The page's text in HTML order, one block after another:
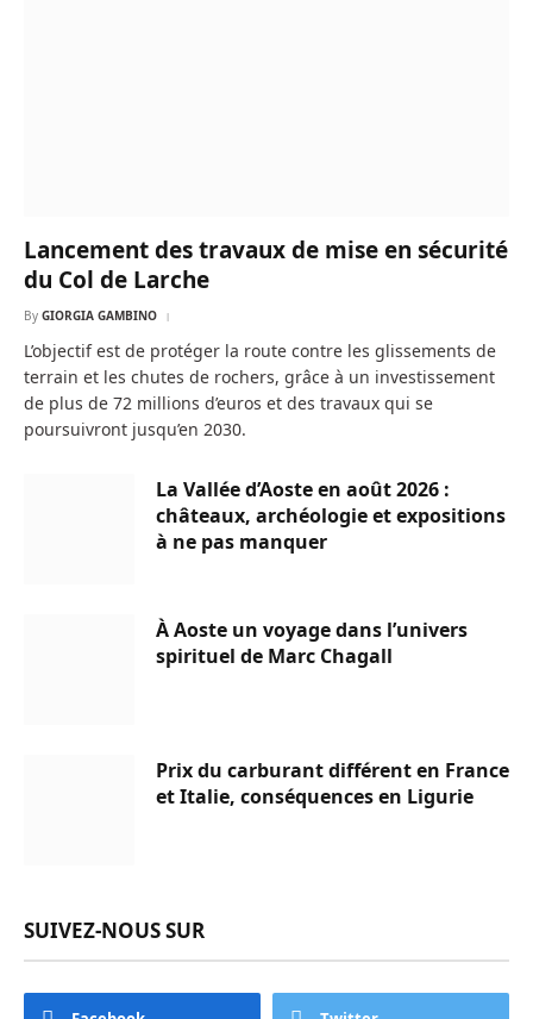
Lancement des travaux de mise en sécurité
du Col de Larche
By GIORGIA GAMBINO
L’objectif est de protéger la route contre les glissements de
terrain et les chutes de rochers, grâce à un investissement
de plus de 72 millions d’euros et des travaux qui se
poursuivront jusqu’en 2030.
La Vallée d’Aoste en août 2026 :
châteaux, archéologie et expositions
à ne pas manquer
À Aoste un voyage dans l’univers
spirituel de Marc Chagall
Prix du carburant différent en France
et Italie, conséquences en Ligurie
SUIVEZ-NOUS SUR